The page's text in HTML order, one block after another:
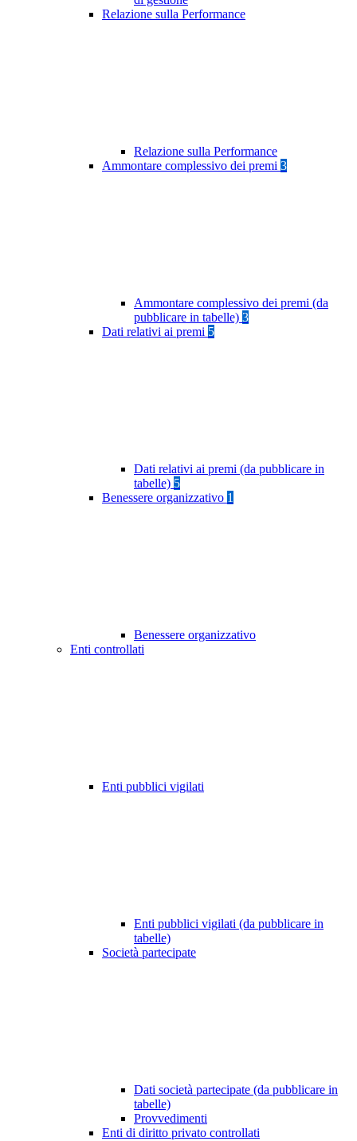
Relazione sulla Performance
Relazione sulla Performance
Ammontare complessivo dei premi 3
Ammontare complessivo dei premi (da
pubblicare in tabelle) 3
Dati relativi ai premi 5
Dati relativi ai premi (da pubblicare in
tabelle) 5
Benessere organizzativo 1
Benessere organizzativo
Enti controllati
Enti pubblici vigilati
Enti pubblici vigilati (da pubblicare in
tabelle)
Società partecipate
Dati società partecipate (da pubblicare in
tabelle)
Provvedimenti
Enti di diritto privato controllati